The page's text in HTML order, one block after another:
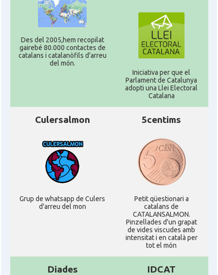
Des del 2005,hem recopilat
gairebé 80.000 contactes de
catalans i catalanòfils d'arreu
del món.
Iniciativa per que el
Parlament de Catalunya
adopti una Llei Electoral
Catalana
Culersalmon
Grup de whatsapp de Culers
d'arreu del mon
5centims
Petit qüestionari a
catalans de
CATALANSALMON.
Pinzellades d'un grapat
de vides viscudes amb
intensitat i en català per
tot el món
Diades IDCAT